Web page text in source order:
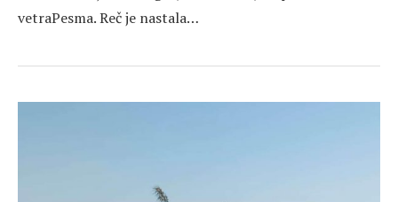
vetraPesma. Reč je nastala…